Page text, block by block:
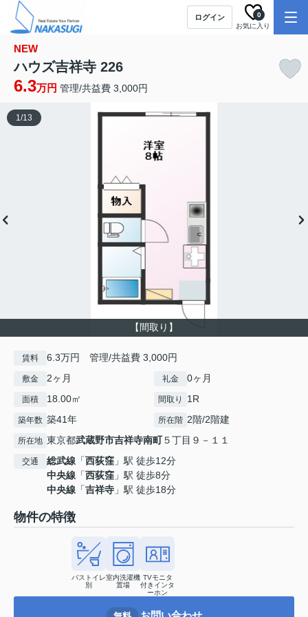
ログイン
お気に入り
0
NEW
ハウズ吉祥寺 226
6.3万円 管理/共益費 3,000円
【間取り】
1/13
賃料 6.3万円 管理/共益費 3,000円
敷金 2ヶ月 礼金 0ヶ月
面積 18.00㎡ 間取り 1R
築年数 築41年 所在階 2階/2階建
所在地 東京都武蔵野市吉祥寺南町５丁目９－１１
交通 総武線 「西荻窪 」駅 徒歩12分
中央線 「西荻窪 」駅 徒歩8分
中央線 「吉祥寺 」駅 徒歩18分
物件の特徴
バストイレ
別
室内洗濯機
置場
TVモニタ
付きインタ
ーホン